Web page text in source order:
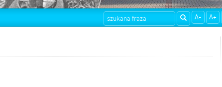
A- A+